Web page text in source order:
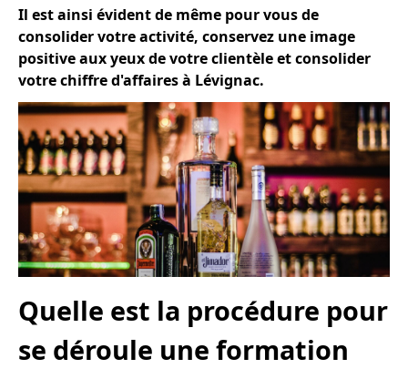
Il est ainsi évident de même pour vous de
consolider votre activité, conservez une image
positive aux yeux de votre clientèle et consolider
votre chiffre d'affaires à Lévignac.
Quelle est la procédure pour
se déroule une formation